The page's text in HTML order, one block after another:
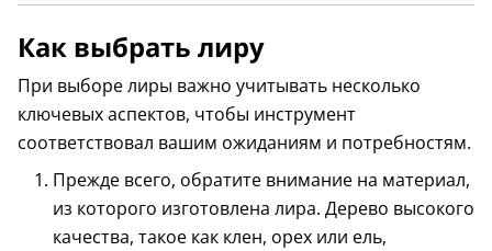
Как выбрать лиру
При выборе лиры важно учитывать несколько
ключевых аспектов, чтобы инструмент
соответствовал вашим ожиданиям и потребностям.
Прежде всего, обратите внимание на материал,
из которого изготовлена лира. Дерево высокого
качества, такое как клен, орех или ель,